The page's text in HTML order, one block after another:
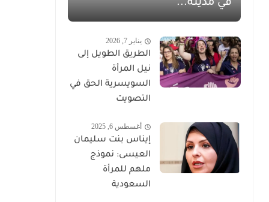
في مدينة...
يناير 7, 2026
الطريق الطويل إلى
نيل المرأة
السويسرية الحق في
التصويت
أغسطس 6, 2025
إيناس بنت سليمان
العيسى: نموذج
ملهم للمرأة
السعودية